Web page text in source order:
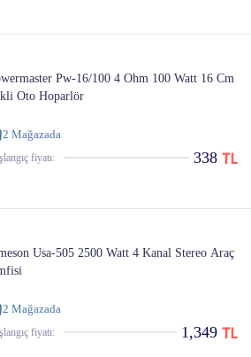
Pw-16/100 4 Ohm 100 Watt 16 Cm
Oto Hoparlör
2 Mağazada
​​fiyatı: 338
Usa-505 2500 Watt 4 Kanal Stereo Araç
2 Mağazada
​​fiyatı: 1,349